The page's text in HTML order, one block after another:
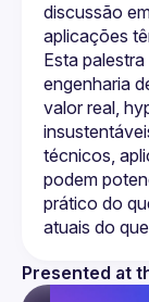
discussão
Esta
engenharia
valor real,
técnicos,
podem
prático do
Presented at